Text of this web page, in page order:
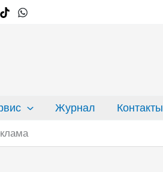
Журнал Контакты